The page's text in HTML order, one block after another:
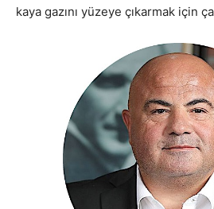
kaya gazını yüzeye çıkarmak için